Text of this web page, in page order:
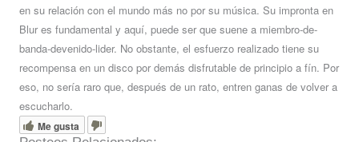
en su relación con el mundo más no por su música. Su impronta en
Blur es fundamental y aquí, puede ser que suene a miembro-de-
banda-devenido-lider. No obstante, el esfuerzo realizado tiene su
recompensa en un disco por demás disfrutable de principio a fín. Por
eso, no sería raro que, después de un rato, entren ganas de volver a
escucharlo.
Me gusta